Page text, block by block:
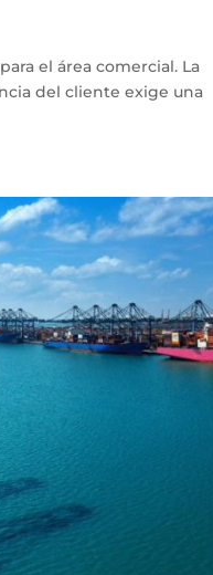
el área comercial. La
del cliente exige una